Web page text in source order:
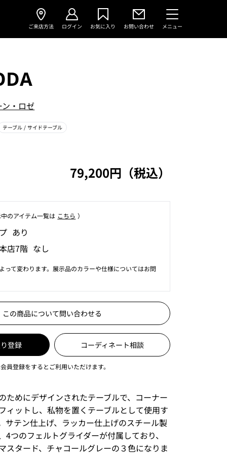
ご来店方法 ログイン お気に入り お問い合わせ メニュー
ン・ロゼ
テーブル/ サイドテーブル
79,200円（税込）
のアイテム⼀覧は こちら ）
あり
店7階 なし
って変わります。展示品のカラーや仕様についてはお問
この商品について問い合わせる
登録 コーディネート相談
員登録をするとご利用いただけます。
ためにデザインされたテーブルで、コーナー
ィットし、私物を置くテーブルとして使用す
サテン仕上げ、ラッカー仕上げのスチール製
4つのフェルトグライダーが付属しており、
スタード、チャコールグレーの３色になりま